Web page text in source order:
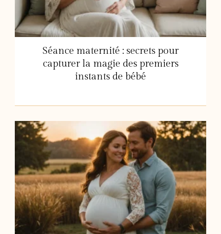
Séance maternité : secrets pour
capturer la magie des premiers
instants de bébé